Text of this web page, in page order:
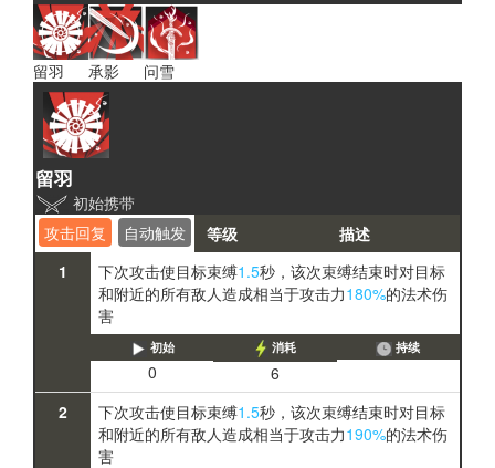
留羽 承影 问雪
留羽
初始携带
攻击回复
自动触发 等级
描述
1
下次攻击使目标束缚1.5秒，该次束缚结束时对目标
和附近的所有敌人造成相当于攻击力180%的法术伤
害
初始
0
消耗
6
持续
2 下次攻击使目标束缚1.5秒，该次束缚结束时对目标
和附近的所有敌人造成相当于攻击力190%的法术伤
害